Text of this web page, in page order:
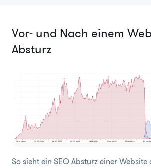
Vor- und Nach einem
Absturz
So sieht ein SEO Absturz einer